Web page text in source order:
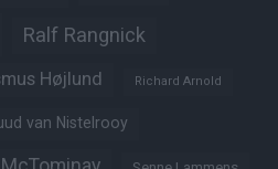
Ralf Rangnick
Højlund Richard Arnold
van Nistelrooy